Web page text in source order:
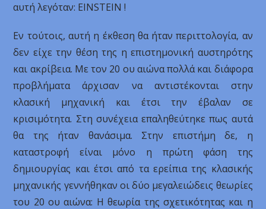
αυτή λεγόταν: EINSTEIN !
Εν τούτοις, αυτή η έκθεση θα ήταν περιττολογία, αν
δεν είχε την θέση της η επιστημονική αυστηρότης
και ακρίβεια. Με τον 20 ου αιώνα πολλά και διάφορα
προβλήματα άρχισαν να αντιστέκονται στην
κλασική μηχανική και έτσι την έβαλαν σε
κρισιμότητα. Στη συνέχεια επαληθεύτηκε πως αυτά
θα της ήταν θανάσιμα. Στην επιστήμη δε, η
καταστροφή είναι μόνο η πρώτη φάση της
δημιουργίας και έτσι από τα ερείπια της κλασικής
μηχανικής γεννήθηκαν οι δύο μεγαλειώδεις θεωρίες
του 20 ου αιώνα: Η θεωρία της σχετικότητας και η